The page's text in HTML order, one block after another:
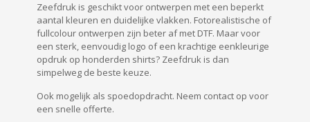
Zeefdruk is geschikt voor ontwerpen met een beperkt
aantal kleuren en duidelijke vlakken. Fotorealistische of
fullcolour ontwerpen zijn beter af met DTF. Maar voor
een sterk, eenvoudig logo of een krachtige eenkleurige
opdruk op honderden shirts? Zeefdruk is dan
simpelweg de beste keuze.
Ook mogelijk als spoedopdracht. Neem contact op voor
een snelle offerte.